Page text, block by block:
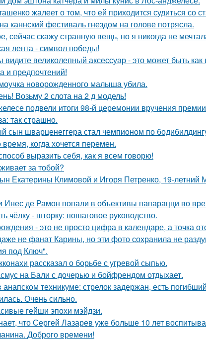
жалеет о том, что ей приходится судиться со
каннский фестиваль гнездом на голове потрясла.
сейчас скажу странную вещь, но я никогда не
лента - символ победы!
великолепный аксессуар - это может быть
и предпочтений!
новорожденного малыша убила.
Возьму 2 слота на 2 д модель!
подвели итоги 98-й церемонии вручения
так страшно.
сын шварценеггера стал чемпионом по
время, когда хочется перемен.
выразить себя, как я всем говорю!
за тобой?
Екатерины Климовой и Игоря Петренко, 19-
Инес де Рамон попали в объективы папарацци во
чёлку - шторку: пошаговое руководство.
- это не просто цифра в календаре, а точка
не фанат Карины, но эти фото сохранила не
под Ключ".
рассказал о борьбе с угревой сыпью.
на Бали с дочерью и бойфрендом отдыхает.
анапском техникуме: стрелок задержан, есть
Очень сильно.
гейши эпохи мэйдзи.
что Сергей Лазарев уже больше 10 лет
Доброго времени!